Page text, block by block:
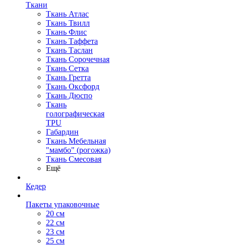
Ткани
Ткань Атлас
Ткань Твилл
Ткань Флис
Ткань Таффета
Ткань Таслан
Ткань Сорочечная
Ткань Сетка
Ткань Гретта
Ткань Оксфорд
Ткань Дюспо
Ткань
голографическая
TPU
Габардин
Ткань Мебельная
"мамбо" (рогожка)
Ткань Смесовая
Ещё
Кедер
Пакеты упаковочные
20 см
22 см
23 см
25 см